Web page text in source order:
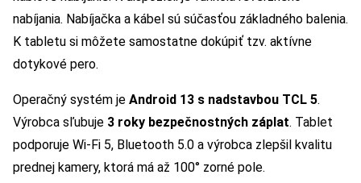
nabíjania. Nabíjačka a kábel sú súčasťou základného balenia.
K tabletu si môžete samostatne dokúpiť tzv. aktívne
dotykové pero.
Operačný systém je Android 13 s nadstavbou TCL 5.
Výrobca sľubuje 3 roky bezpečnostných záplat. Tablet
podporuje Wi-Fi 5, Bluetooth 5.0 a výrobca zlepšil kvalitu
prednej kamery, ktorá má až 100° zorné pole.